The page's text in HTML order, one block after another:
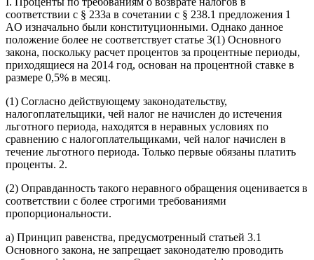
соответствии с § 233a в сочетании с § 238.1 предложения 1
AO изначально были конституционными. Однако данное
положение более не соответствует статье 3(1) Основного
закона, поскольку расчет процентов за процентные периоды,
приходящиеся на 2014 год, основан на процентной ставке в
размере 0,5% в месяц.
(1) Согласно действующему законодательству,
налогоплательщики, чей налог не начислен до истечения
льготного периода, находятся в неравных условиях по
сравнению с налогоплательщиками, чей налог начислен в
течение льготного периода. Только первые обязаны платить
проценты. 2.
(2) Оправданность такого неравного обращения оценивается в
соответствии с более строгими требованиями
пропорциональности.
a) Принцип равенства, предусмотренный статьей 3.1
Основного закона, не запрещает законодателю проводить